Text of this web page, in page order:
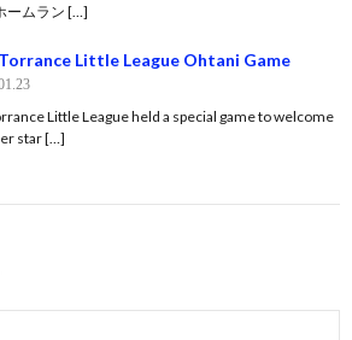
ームラン […]
Little League Ohtani Game
Little League held a special game to welcome
star […]